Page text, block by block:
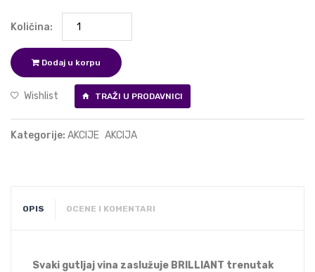
Količina:
Dodaj u korpu
Wishlist TRAŽI U PRODAVNICI
Kategorije: AKCIJE AKCIJA
OPIS OCENE I KOMENTARI
Svaki gutljaj vina zaslužuje BRILLIANT trenutak